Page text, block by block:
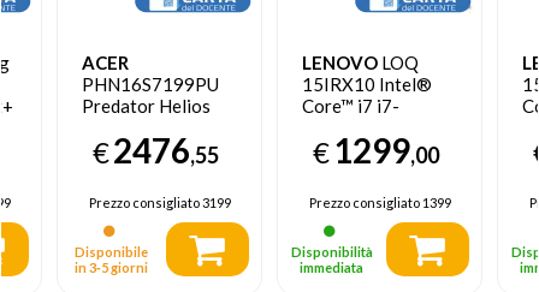
ACER
PHN16S7199PU
Predator Helios
Phn16S-71-99Pu
Ultra 9 16Gb 1Tb
Rtx 5070 Ti 12Gb
€2476,55
Prezzo consigliato3199
Disponibile
in 3‑5 giorni
LENOVO LOQ
15IRX10 Intel®
Core™ i7 i7-
Computer portatile
39,6 cm (15.6") Full
HD 16 GB DDR5-
SDRAM 1 TB SSD
NVIDIA GeForce
RTX 5060 Wi-Fi 6
(802.11ax)
€1299,00
Prezzo consigliato1399
Disponibilità
immediata